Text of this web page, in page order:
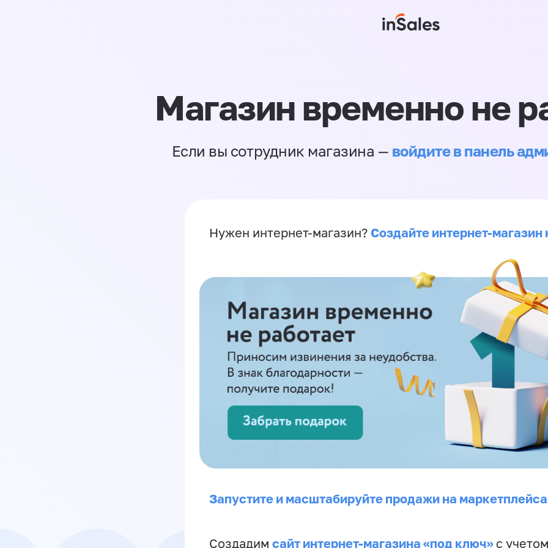
Магазин временно не
Если вы сотрудник магазина — войдите в панель
Нужен интернет-магазин? Создайте интернет-магазин
Запустите и масштабируйте продажи на
Создадим сайт интернет-магазина «под ключ» с учетом